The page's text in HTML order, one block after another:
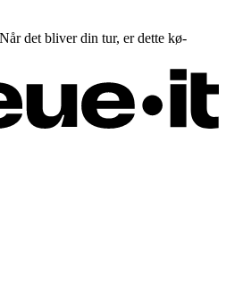
det bliver din tur, er dette kø-